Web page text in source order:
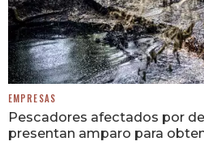
EMPRESAS
Pescadores afectados por
presentan amparo para